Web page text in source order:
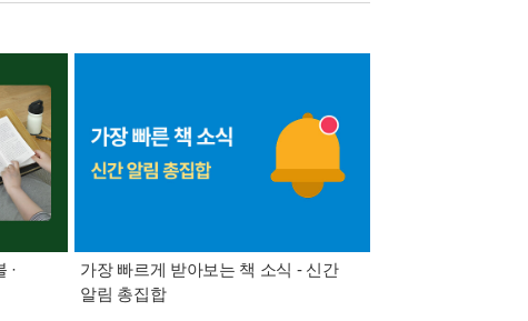
·
가장 빠르게 받아보는 책 소식 - 신간
알림 총집합